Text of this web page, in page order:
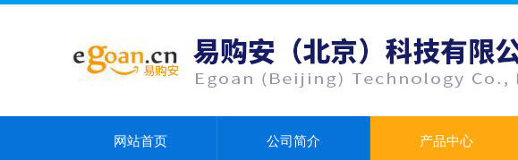
网站首页 公司简介 产品中心